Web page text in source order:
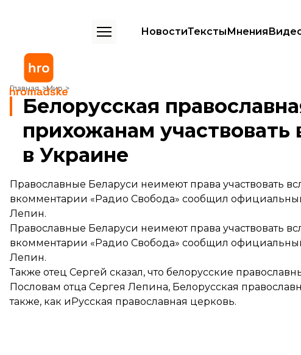
НовостиТекстыМнения
Главная Мир
Белорусская православная церковь запретила своим прихожанам
Белорусская
прихожанам
в Украине
Православные Беларуси неимеют права участвовать
вкомментарии «Радио Свобода» сообщил
Лепин.
Православные Беларуси неимеют права участвовать
вкомментарии «Радио Свобода» сообщил
Лепин.
Также отец Сергей сказал, что белорусские
Пословам отца Сергея Лепина, Белорусская
также, как иРусская православная церковь.